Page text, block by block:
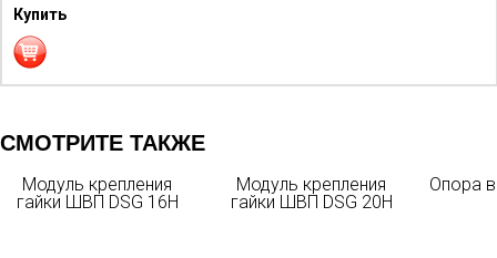
СМОТРИТЕ ТАКЖЕ
Модуль крепления
гайки ШВП DSG 16H
Модуль крепления
гайки ШВП DSG 20H
Опора